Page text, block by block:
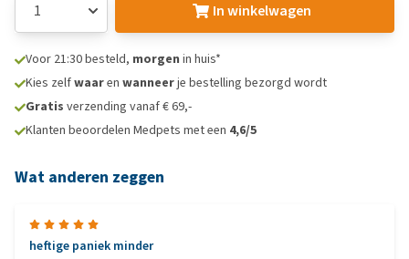
In winkelwagen
Voor 21:30 besteld, morgen in huis*
Kies zelfwaaren wanneerje bestelling bezorgd wordt
Gratis verzending vanaf € 69,-
Klanten beoordelen Medpets met een 4,6/5
Wat anderen zeggen
heftige paniek minder